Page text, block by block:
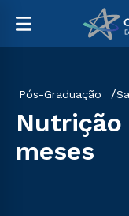
Pós-Graduação
meses